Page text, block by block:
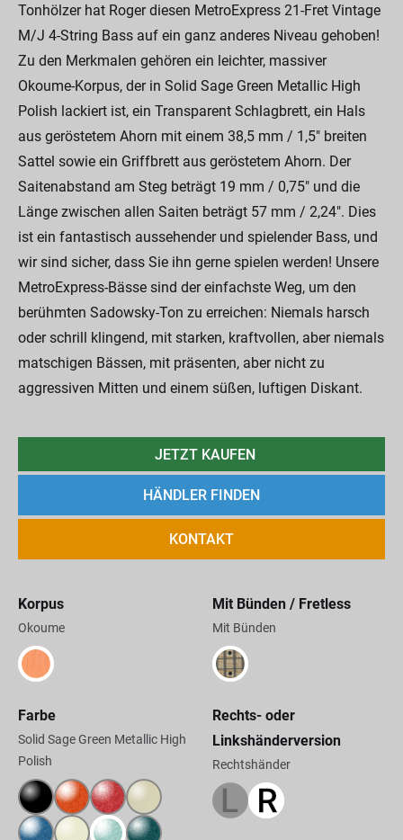
Korpus
Okoume
Farbe
Solid Sage Green Metallic High
Polish
Mit Bünden / Fretless
Mit Bünden
Rechts- oder
Linkshänderversion
Rechtshänder
Tonhölzer hat Roger diesen MetroExpress 21-Fret Vintage
M/J 4-String Bass auf ein ganz anderes Niveau gehoben!
Zu den Merkmalen gehören ein leichter, massiver
Okoume-Korpus, der in Solid Sage Green Metallic High
Polish lackiert ist, ein Transparent Schlagbrett, ein Hals
aus geröstetem Ahorn mit einem 38,5 mm / 1,5" breiten
Sattel sowie ein Griffbrett aus geröstetem Ahorn. Der
Saitenabstand am Steg beträgt 19 mm / 0,75" und die
Länge zwischen allen Saiten beträgt 57 mm / 2,24". Dies
ist ein fantastisch aussehender und spielender Bass, und
wir sind sicher, dass Sie ihn gerne spielen werden! Unsere
MetroExpress-Bässe sind der einfachste Weg, um den
berühmten Sadowsky-Ton zu erreichen: Niemals harsch
oder schrill klingend, mit starken, kraftvollen, aber niemals
matschigen Bässen, mit präsenten, aber nicht zu
aggressiven Mitten und einem süßen, luftigen Diskant.
JETZT KAUFEN
HÄNDLER FINDEN
KONTAKT